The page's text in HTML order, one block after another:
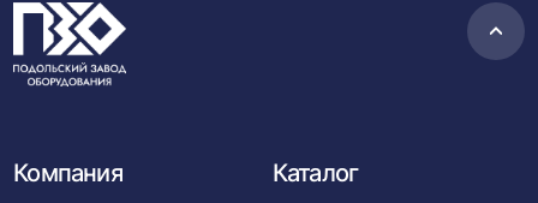
в
Компания Каталог